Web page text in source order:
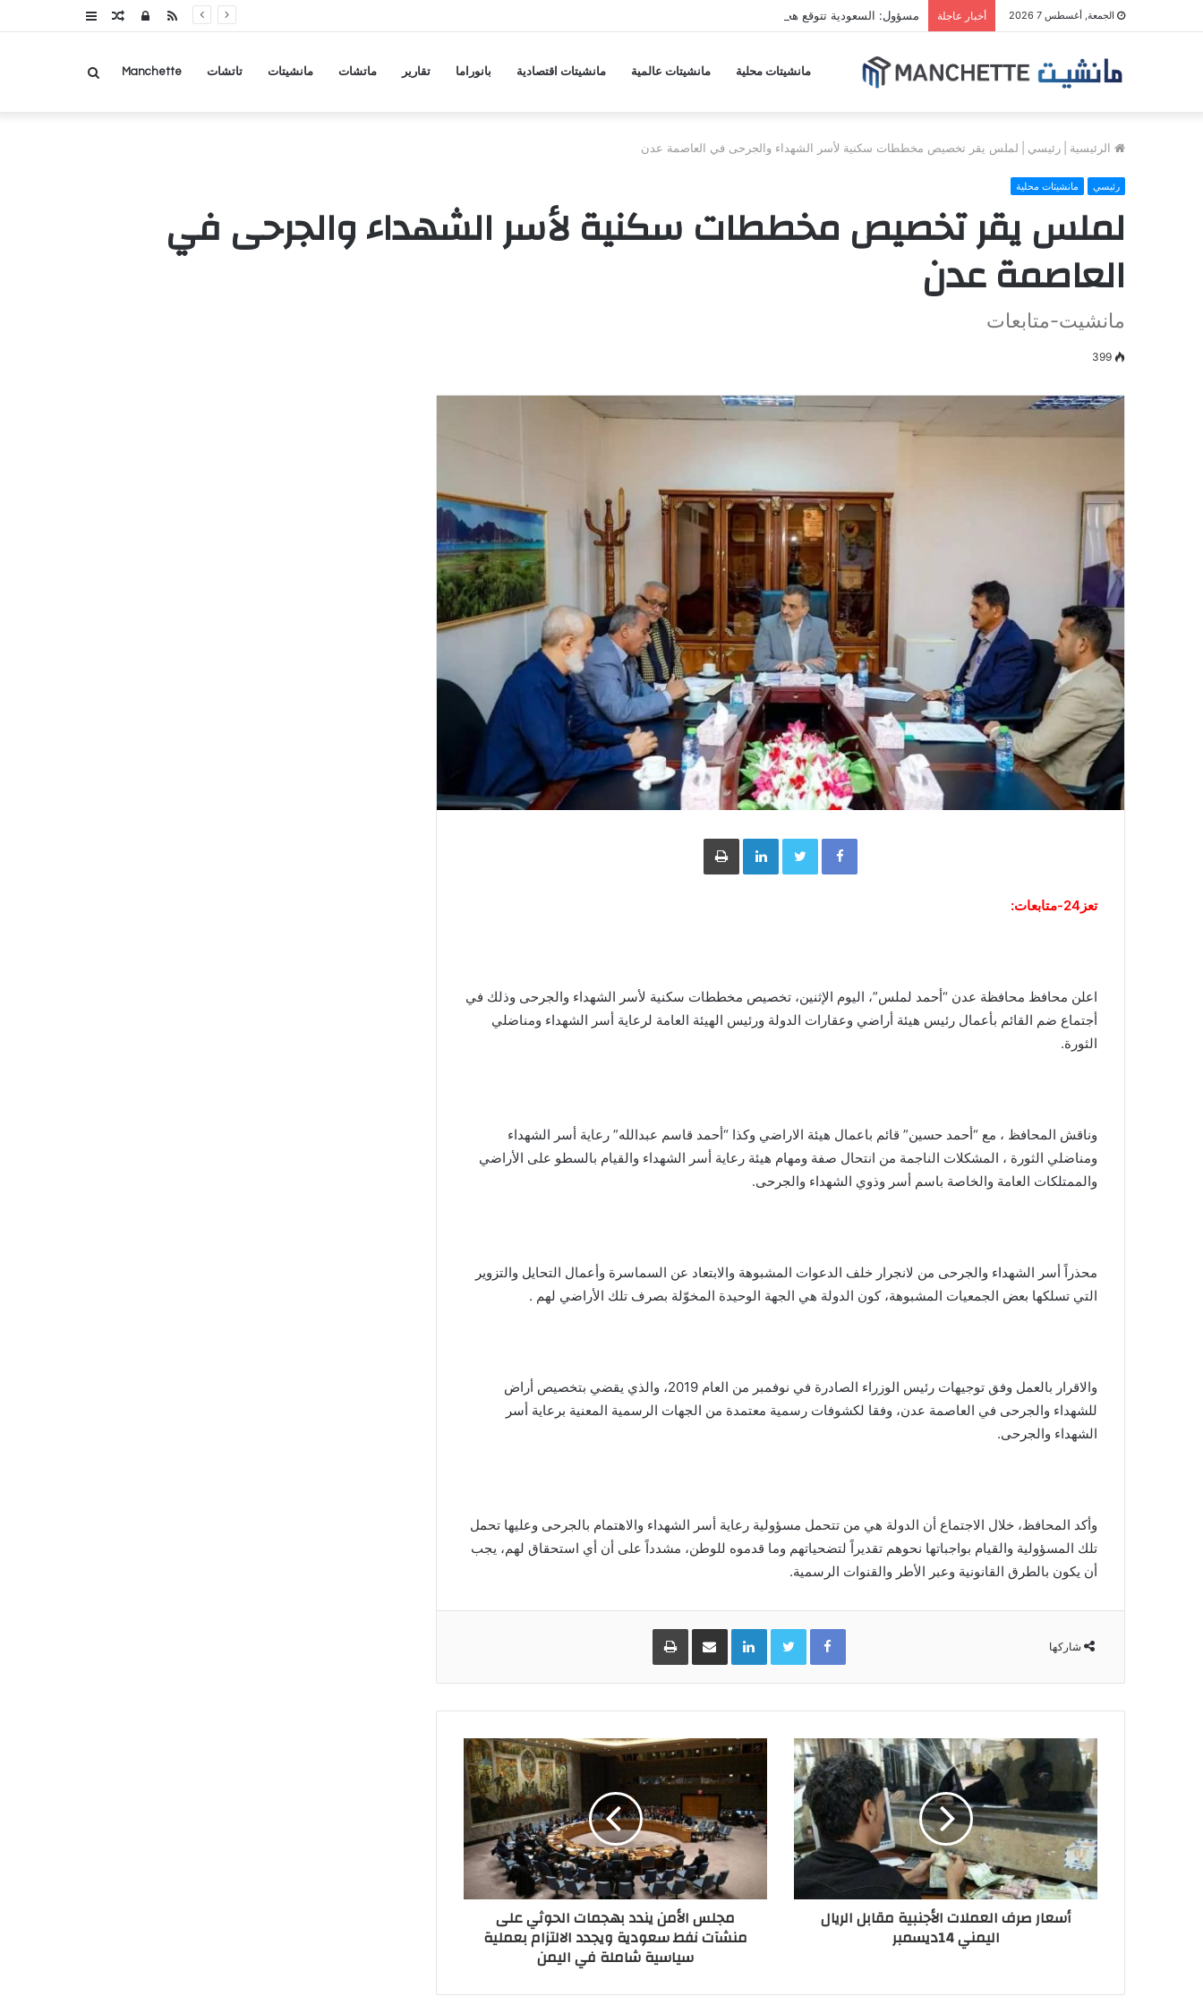
الجمعة, أغسطس 7 2026 أخبار عاجلة مسؤول: السعودية تتوقع هجمات منسقة من حلفاء لإيران عمودمقالتسجيلRSS
مانشيتات محلية مانشيتات عالمية مانشيتات اقتصادية بانوراما تقارير ماتشات مانشيتات تاتشات Manchette بحث
الرئيسية رئيسي لملس يقر تخصيص مخططات سكنية لأسر الشهداء والجرحى في العاصمة عدن
رئيسي مانشيتات محلية
لملس يقر تخصيص مخططات سكنية لأسر الشهداء والجرحى في
العاصمة عدن
مانشيت-متابعات
399
Facebook
Twitter
LinkedInطباعة
تعز24-متابعات:
اعلن محافظ محافظة عدن “أحمد لملس”، اليوم الإثنين، تخصيص مخططات سكنية لأسر الشهداء والجرحى وذلك في
أجتماع ضم القائم بأعمال رئيس هيئة أراضي وعقارات الدولة ورئيس الهيئة العامة لرعاية أسر الشهداء ومناضلي
الثورة.
وناقش المحافظ ، مع “أحمد حسين” قائم باعمال هيئة الاراضي وكذا “أحمد قاسم عبدالله” رعاية أسر الشهداء
ومناضلي الثورة ، المشكلات الناجمة من انتحال صفة ومهام هيئة رعاية أسر الشهداء والقيام بالسطو على الأراضي
والممتلكات العامة والخاصة باسم أسر وذوي الشهداء والجرحى.
محذراً أسر الشهداء والجرحى من لانجرار خلف الدعوات المشبوهة والابتعاد عن السماسرة وأعمال التحايل والتزوير
التي تسلكها بعض الجمعيات المشبوهة، كون الدولة هي الجهة الوحيدة المخوّلة بصرف تلك الأراضي لهم .
والاقرار بالعمل وفق توجيهات رئيس الوزراء الصادرة في نوفمبر من العام 2019، والذي يقضي بتخصيص أراض
للشهداء والجرحى في العاصمة عدن، وفقا لكشوفات رسمية معتمدة من الجهات الرسمية المعنية برعاية أسر
الشهداء والجرحى.
وأكد المحافظ، خلال الاجتماع أن الدولة هي من تتحمل مسؤولية رعاية أسر الشهداء والاهتمام بالجرحى وعليها تحمل
تلك المسؤولية والقيام بواجباتها نحوهم تقديراً لتضحياتهم وما قدموه للوطن، مشدداً على أن أي استحقاق لهم، يجب
أن يكون بالطرق القانونية وعبر الأطر والقنوات الرسمية.
شاركها
Facebook
Twitter
LinkedInمشاركة عبر البريد طباعة
أسعار صرف العملات الأجنبية مقابل الريال
اليمني 14ديسمبر
مجلس الأمن يندد بهجمات الحوثي على
منشآت نفط سعودية ويجدد الالتزام بعملية
سياسية شاملة في اليمن